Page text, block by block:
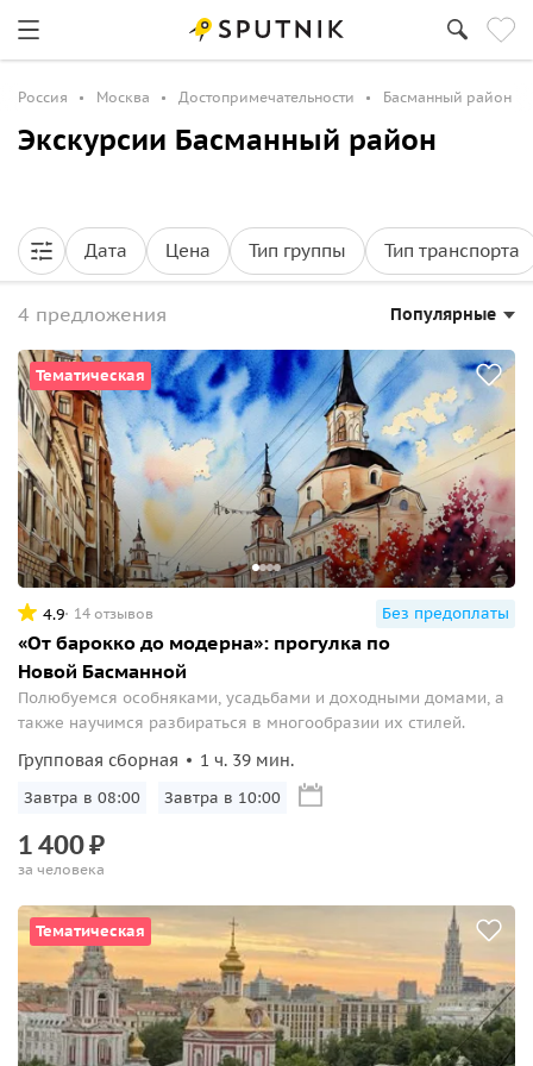
Россия Москва Достопримечательности Басманный район
Экскурсии Басманный район
Дата Цена Тип группы Тип транспорта
4 предложения Популярные
Тематическая
4.9 14 отзывов Без предоплаты
«От барокко до модерна»: прогулка по
Новой Басманной
Полюбуемся особняками, усадьбами и доходными домами, а
также научимся разбираться в многообразии их стилей.
Групповая сборная 1 ч. 39 мин.
Завтра в 08:00 Завтра в 10:00
1400₽
за человека
Тематическая